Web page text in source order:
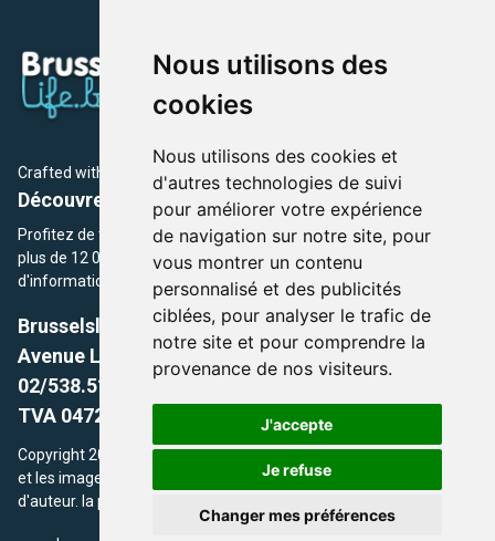
Nous utilisons des
cookies
Nous utilisons des cookies et
d'autres technologies de suivi
pour améliorer votre expérience
de navigation sur notre site, pour
vous montrer un contenu
personnalisé et des publicités
ciblées, pour analyser le trafic de
notre site et pour comprendre la
provenance de nos visiteurs.
J'accepte
Je refuse
Changer mes préférences
Crafted with by Brusselslife Team
Découvrez plus de 12 000 adresses et événements
Profitez de toutes les sections de BrusselsLife.be et découvrez
plus de 12 000 adresses et un grand choix d'événements,
d'informations et de conseils et astuces de notre écriture.
Brusselslife.be
Avenue Louise, 500 -1050 Ixelles, Brussels,
02/538.51.49.
TVA 0472.281.221
Copyright 2026 © Brusselslife.be Tous droits réservés. Le contenu
et les images utilisés sur ce site sont protégés par le droit
d'auteur. la propriétaires respectifs.